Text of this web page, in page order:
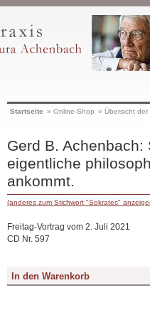
Startseite » Online-Shop » Übersicht
Gerd B.
eigentliche
ankommt.
(anderes zum Stichwort "Sokrates"
Freitag-Vortrag vom 2. Juli 2021
CD Nr. 597